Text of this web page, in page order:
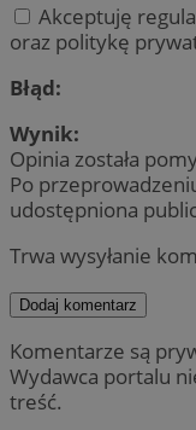
Akceptuję
oraz politykę
Błąd:
Wynik:
Opinia została
Po
udostępniona
Trwa wysyłanie
Dodaj komentarz
Komentarze są
Wydawca portalu
treść.